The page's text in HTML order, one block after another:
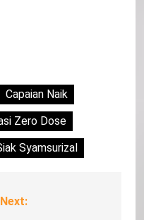
Capaian Naik
Zero Dose
Syamsurizal
Next: